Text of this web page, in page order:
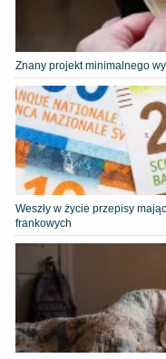
Znany projekt minimalnego
Weszły w życie przepisy
frankowych